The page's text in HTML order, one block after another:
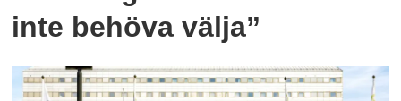
inte behöva välja”